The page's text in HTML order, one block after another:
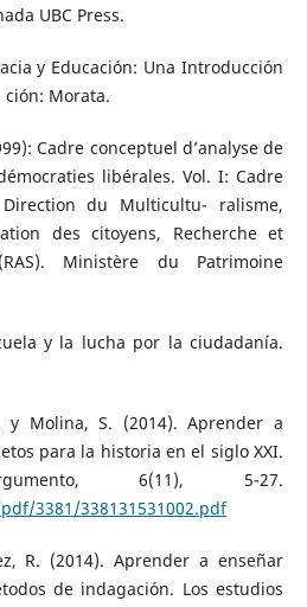
UBC Press.
y Educación: Una Introducción
ción: Morata.
Cadre conceptuel d’analyse de
libérales. Vol. I: Cadre
du Multicultu- ralisme,
des citoyens, Recherche et
Ministère du Patrimoine
y la lucha por la ciudadanía.
y Molina, S. (2014). Aprender a
para la historia en el siglo XXI.
6(11), 5-27.
3381/338131531002.pdf
R. (2014). Aprender a enseñar
de indagación. Los estudios